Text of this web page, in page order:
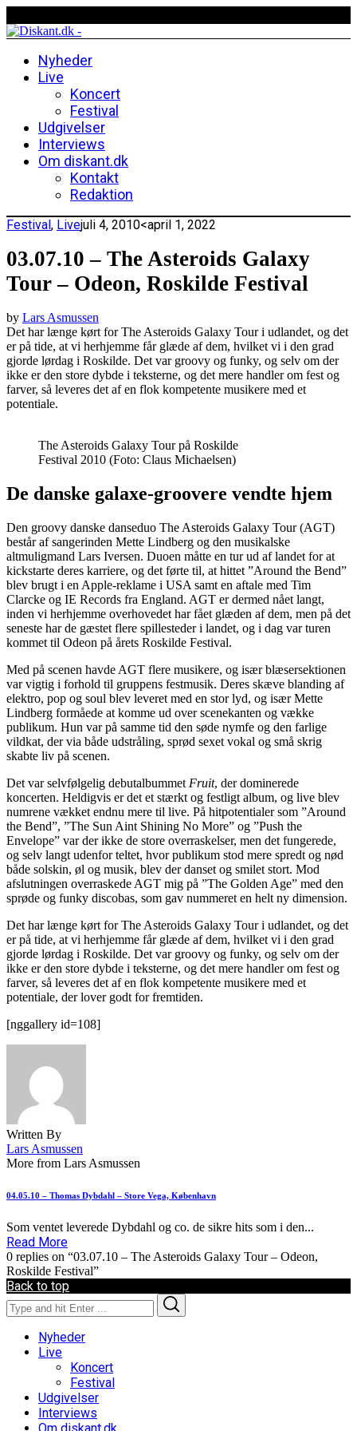
Nyheder
Live
Koncert
Festival
Udgivelser
Interviews
Om diskant.dk
Kontakt
Redaktion
Festival, Livejuli 4, 2010<april 1, 2022
03.07.10 – The Asteroids Galaxy
Tour – Odeon, Roskilde Festival
by Lars Asmussen
Det har længe kørt for The Asteroids Galaxy Tour i udlandet, og det
er på tide, at vi herhjemme får glæde af dem, hvilket vi i den grad
gjorde lørdag i Roskilde. Det var groovy og funky, og selv om der
ikke er den store dybde i teksterne, og det mere handler om fest og
farver, så leveres det af en flok kompetente musikere med et
potentiale.
The Asteroids Galaxy Tour på Roskilde
Festival 2010 (Foto: Claus Michaelsen)
De danske galaxe-groovere vendte hjem
Den groovy danske danseduo The Asteroids Galaxy Tour (AGT)
består af sangerinden Mette Lindberg og den musikalske
altmuligmand Lars Iversen. Duoen måtte en tur ud af landet for at
kickstarte deres karriere, og det førte til, at hittet ”Around the Bend”
blev brugt i en Apple-reklame i USA samt en aftale med Tim
Clarcke og IE Records fra England. AGT er dermed nået langt,
inden vi herhjemme overhovedet har fået glæden af dem, men på det
seneste har de gæstet flere spillesteder i landet, og i dag var turen
kommet til Odeon på årets Roskilde Festival.
Med på scenen havde AGT flere musikere, og især blæsersektionen
var vigtig i forhold til gruppens festmusik. Deres skæve blanding af
elektro, pop og soul blev leveret med en stor lyd, og især Mette
Lindberg formåede at komme ud over scenekanten og vække
publikum. Hun var på samme tid den søde nymfe og den farlige
vildkat, der via både udstråling, sprød sexet vokal og små skrig
skabte liv på scenen.
Det var selvfølgelig debutalbummet Fruit, der dominerede
koncerten. Heldigvis er det et stærkt og festligt album, og live blev
numrene vækket endnu mere til live. På hitpotentialer som ”Around
the Bend”, ”The Sun Aint Shining No More” og ”Push the
Envelope” var der ikke de store overraskelser, men det fungerede,
og selv langt udenfor teltet, hvor publikum stod mere spredt og nød
både solskin, øl og musik, blev der danset og smilet stort. Mod
afslutningen overraskede AGT mig på ”The Golden Age” med den
sprøde og funky discobas, som gav nummeret en helt ny dimension.
Det har længe kørt for The Asteroids Galaxy Tour i udlandet, og det
er på tide, at vi herhjemme får glæde af dem, hvilket vi i den grad
gjorde lørdag i Roskilde. Det var groovy og funky, og selv om der
ikke er den store dybde i teksterne, og det mere handler om fest og
farver, så leveres det af en flok kompetente musikere med et
potentiale, der lover godt for fremtiden.
[nggallery id=108]
Written By
Lars Asmussen
More from Lars Asmussen
04.05.10 – Thomas Dybdahl – Store Vega, København
Som ventet leverede Dybdahl og co. de sikre hits som i den...
Read More
0 replies on “03.07.10 – The Asteroids Galaxy Tour – Odeon,
Roskilde Festival”
Back to top
Search
for:
Nyheder
Live
Koncert
Festival
Udgivelser
Interviews